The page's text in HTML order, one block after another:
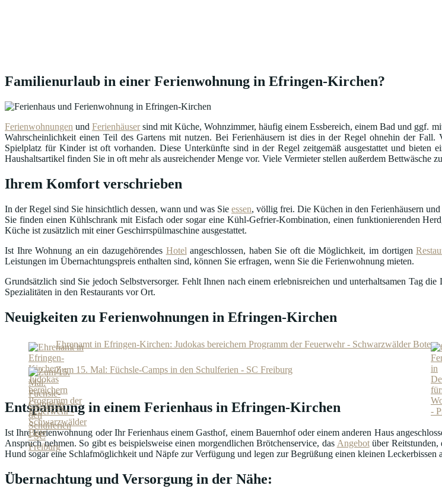
Familienurlaub in einer Ferienwohnung in Efringen-Kirchen?
Ferienwohnungen undFerienhäusersind mit Küche, Wohnzimmer, häufig einem Essbereich, einem Bad und ggf.
Wahrscheinlichkeit einen Teil des Gartens mit nutzen. Bei Ferienhäusern ist dies in der Regel ohnehin der
Spielplatz für Kinder ist oft vorhanden. Diese Unterkünfte sind in der Regel zeitgemäß ausgestattet und bieten
Haushaltsartikel finden Sie in oft mehr als ausreichender Menge vor. Viele Vermieter stellen außerdem Bettwäsche
Ihrem Komfort verschrieben
In der Regel sind Sie hinsichtlich dessen, wann und was Sie essen, völlig frei. Die Küchen in den Ferienhäusern
Sie finden einen Kühlschrank mit Eisfach oder sogar eine Kühl-Gefrier-Kombination, einen funktionierenden
Küche ist zusätzlich mit einer Geschirrspülmaschine ausgestattet.
Ist Ihre Wohnung an ein dazugehörendes Hotel angeschlossen, haben Sie oft die Möglichkeit, im dortigen
Leistungen im Übernachtungspreis enthalten sind, können Sie erfragen, wenn Sie die Ferienwohnung mieten.
Grundsätzlich sind Sie jedoch Selbstversorger. Fehlt Ihnen nach einem erlebnisreichen und unterhaltsamen Tag
Spezialitäten in den Restaurants vor Ort.
Neuigkeiten zu Ferienwohnungen in Efringen-Kirchen
Ehrenamt in Efringen-Kirchen: Judokas bereichern Programm der Feuerwehr - Schwarzwälder Bote
Zum 15. Mal: Füchsle-Camps in den Schulferien - SC Freiburg
Entspannung in einem Ferienhaus in Efringen-Kirchen
Ist Ihre Ferienwohnung oder Ihr Ferienhaus einem Gasthof, einem Bauernhof oder einem anderen Haus
Anspruch nehmen. So gibt es beispielsweise einen morgendlichen Brötchenservice, das Angebotüber Reitstunden,
Hund sogar eine Schlafmöglichkeit und Näpfe zur Verfügung und legen zur Begrüßung einen kleinen
Übernachtung und Versorgung in der Nähe: